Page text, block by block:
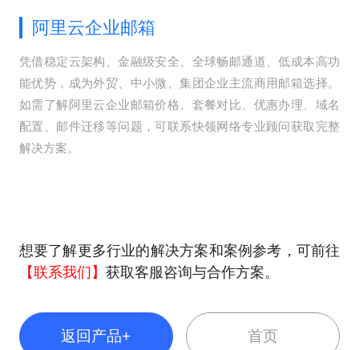
阿里云企业邮箱
凭借稳定云架构、金融级安全、全球畅邮通道、低成本高功
能优势，成为外贸、中小微、集团企业主流商用邮箱选择。
如需了解阿里云企业邮箱价格、套餐对比、优惠办理、域名
配置、邮件迁移等问题，可联系快领网络专业顾问获取完整
解决方案。
想要了解更多行业的解决方案和案例参考，可前往
【联系我们】 获取客服咨询与合作方案。
返回产品+ 首页